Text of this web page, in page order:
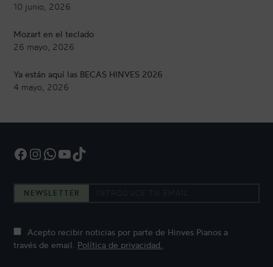
10 junio, 2026
Mozart en el teclado
26 mayo, 2026
Ya están aquí las BECAS HINVES 2026
4 mayo, 2026
Facebook InstagramWhatsApp YouTube TikTok
NEWSLETTER
Acepto recibir noticias por parte de Hinves Pianos a
través de email. Política de privacidad.